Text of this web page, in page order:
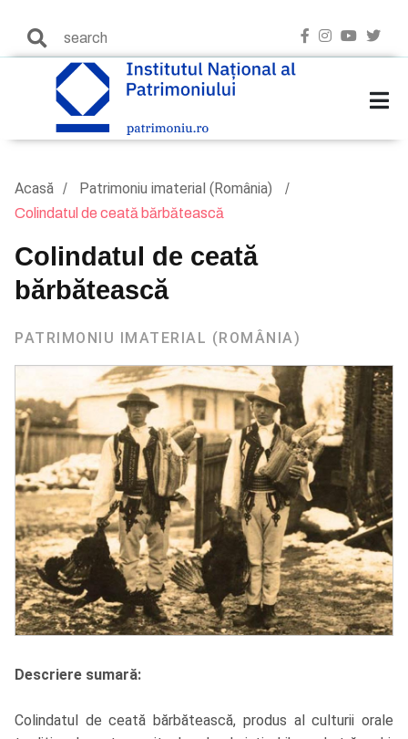
Acasă Patrimoniu imaterial (România)
Colindatul de ceată bărbătească
Colindatul de ceată
bărbătească
PATRIMONIU IMATERIAL (ROMÂNIA)
Descriere sumară:
Colindatul de ceată bărbătească, produs al culturii orale